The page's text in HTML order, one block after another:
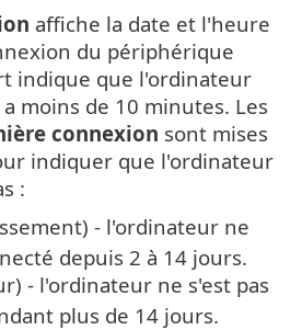
affiche la date et l'heure
du périphérique
indique que l'ordinateur
moins de 10 minutes. Les
connexion sont mises
indiquer que l'ordinateur
:
- l'ordinateur ne
depuis 2 à 14 jours.
- l'ordinateur ne s'est pas
plus de 14 jours.